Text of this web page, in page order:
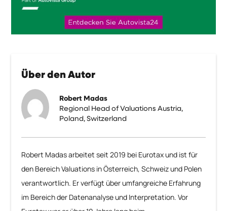
Über den Autor
Robert Madas
Regional Head of Valuations Austria,
Poland, Switzerland
Robert Madas arbeitet seit 2019 bei Eurotax und ist für
den Bereich Valuations in Österreich, Schweiz und Polen
verantwortlich. Er verfügt über umfangreiche Erfahrung
im Bereich der Datenanalyse und Interpretation. Vor